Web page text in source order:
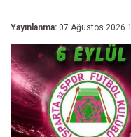
Yayınlanma: 07 Ağustos 2026